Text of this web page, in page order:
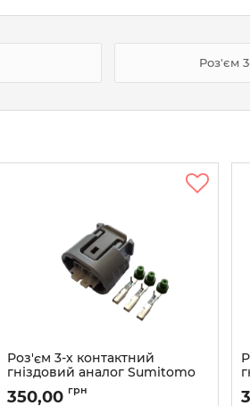
Роз'єм
Роз'єм 3-х контактний
гніздовий аналог Sumitomo
6189-0443 Toyota 90980-11349
Артикул: 90980-11349
350,00 грн